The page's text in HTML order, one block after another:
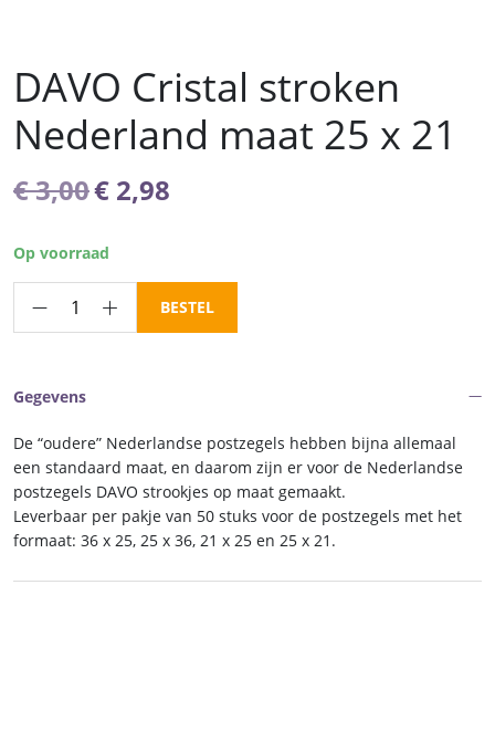
DAVO Cristal stroken
Nederland maat 25 x 21
€3,00Oorspronkelijke
was:
€ 3,00.
€ 2,98
€ 2,98.
Op voorraad
DAVO
Cristal
25
x
21
aantal
BESTEL
Gegevens
De “oudere” Nederlandse postzegels hebben bijna allemaal
een standaard maat, en daarom zijn er voor de Nederlandse
postzegels DAVO strookjes op maat gemaakt.
Leverbaar per pakje van 50 stuks voor de postzegels met het
formaat: 36 x 25, 25 x 36, 21 x 25 en 25 x 21.